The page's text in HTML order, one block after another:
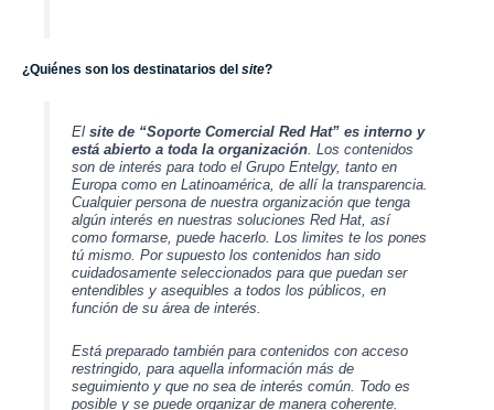
¿Quiénes son los destinatarios del site?
El site de “Soporte Comercial Red Hat” es interno y
está abierto a toda la organización. Los contenidos
son de interés para todo elGrupo Entelgy, tanto en
Europa como en Latinoamérica, de allí la transparencia.
Cualquier persona de nuestra organización que tenga
algún interés en nuestras soluciones Red Hat, así
como formarse, puede hacerlo. Los limites te los pones
tú mismo. Por supuesto los contenidos han sido
cuidadosamente seleccionados para que puedan ser
entendibles y asequibles a todos los públicos, en
función de su área de interés.
Está preparado también para contenidos con acceso
restringido, para aquella información más de
seguimiento y que no sea de interés común. Todo es
posible y se puede organizar de manera coherente.